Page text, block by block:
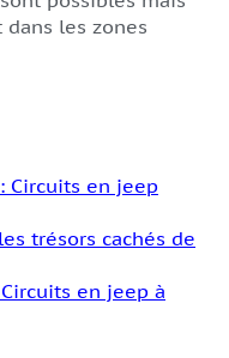
les zones
Circuits en jeep
trésors cachés de
en jeep à